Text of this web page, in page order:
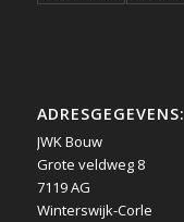
ADRESGEGEVENS:
JWK Bouw
Grote veldweg 8
7119 AG
Winterswijk-Corle